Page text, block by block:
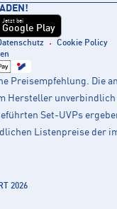
Jetzt bei
Google Play
Cookie Policy
Preisempfehlung. Die
Hersteller unverbindlich
Set-UVPs
Listenpreise der
2026